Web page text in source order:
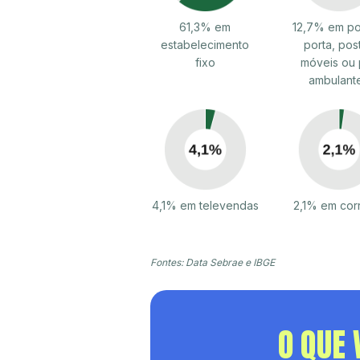
61,3% em
estabelecimento
fixo
12,7% em
porta,
móveis ou
4,1% em televendas 2,1% em
Fontes: Data Sebrae e IBGE
O